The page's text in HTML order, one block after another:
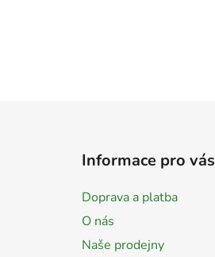
Informace pro vás
Doprava a platba
O nás
Naše prodejny